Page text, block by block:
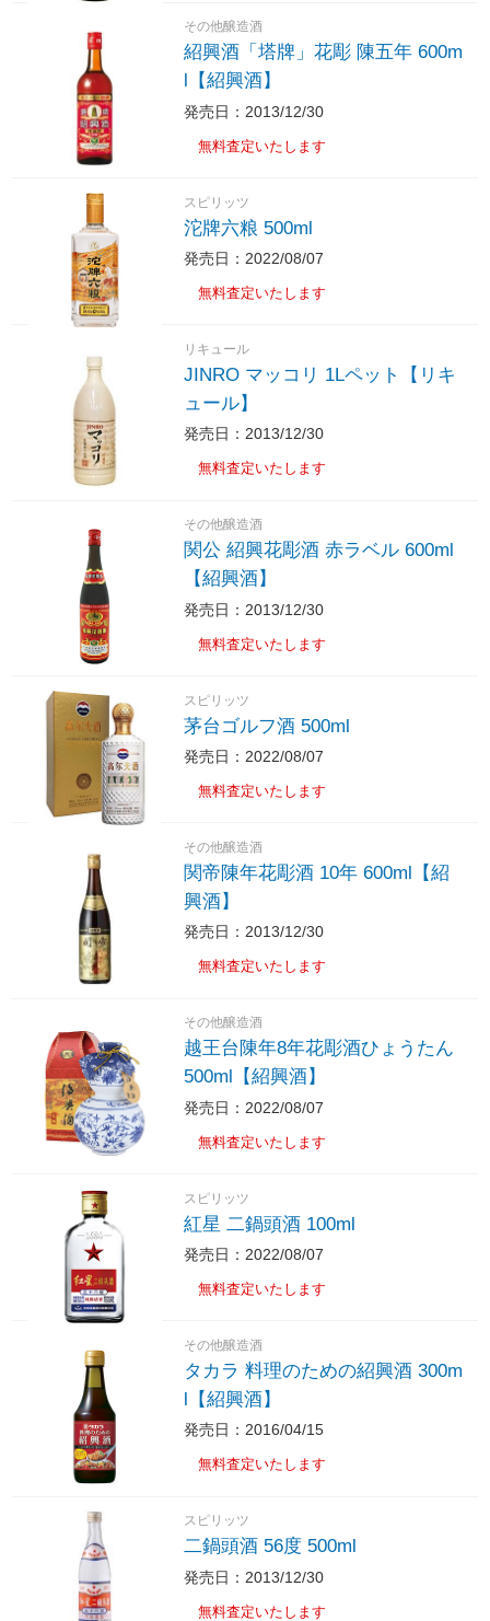
その他醸造酒
紹興酒「塔牌」花彫 陳五年 600m
l【紹興酒】
発売日：2013/12/30
無料査定いたします
スピリッツ
沱牌六粮 500ml
発売日：2022/08/07
無料査定いたします
リキュール
JINRO マッコリ 1Lペット【リキ
ュール】
発売日：2013/12/30
無料査定いたします
その他醸造酒
関公 紹興花彫酒 赤ラベル 600ml
【紹興酒】
発売日：2013/12/30
無料査定いたします
スピリッツ
茅台ゴルフ酒 500ml
発売日：2022/08/07
無料査定いたします
その他醸造酒
関帝陳年花彫酒 10年 600ml【紹
興酒】
発売日：2013/12/30
無料査定いたします
その他醸造酒
越王台陳年8年花彫酒ひょうたん
500ml【紹興酒】
発売日：2022/08/07
無料査定いたします
スピリッツ
紅星 二鍋頭酒 100ml
発売日：2022/08/07
無料査定いたします
その他醸造酒
タカラ 料理のための紹興酒 300m
l【紹興酒】
発売日：2016/04/15
無料査定いたします
スピリッツ
二鍋頭酒 56度 500ml
発売日：2013/12/30
無料査定いたします